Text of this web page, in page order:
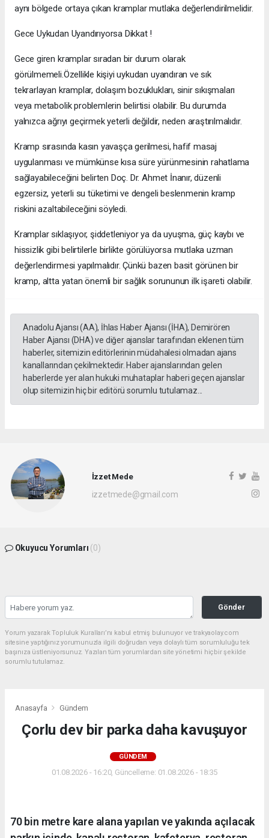
aynı bölgede ortaya çıkan kramplar mutlaka değerlendirilmelidir.
Gece Uykudan Uyandırıyorsa Dikkat !
Gece giren kramplar sıradan bir durum olarak
görülmemeli.Özellikle kişiyi uykudan uyandıran ve sık
tekrarlayan kramplar, dolaşım bozuklukları, sinir sıkışmaları
veya metabolik problemlerin belirtisi olabilir. Bu durumda
yalnızca ağrıyı geçirmek yeterli değildir, neden araştırılmalıdır.
Kramp sırasında kasın yavaşça gerilmesi, hafif masaj
uygulanması ve mümkünse kısa süre yürünmesinin rahatlama
sağlayabileceğini belirten Doç. Dr. Ahmet İnanır, düzenli
egzersiz, yeterli su tüketimi ve dengeli beslenmenin kramp
riskini azaltabileceğini söyledi.
Kramplar sıklaşıyor, şiddetleniyor ya da uyuşma, güç kaybı ve
hissizlik gibi belirtilerle birlikte görülüyorsa mutlaka uzman
değerlendirmesi yapılmalıdır. Çünkü bazen basit görünen bir
kramp, altta yatan önemli bir sağlık sorununun ilk işareti olabilir.
Anadolu Ajansı (AA), İhlas Haber Ajansı (İHA), Demirören
Haber Ajansı (DHA) ve diğer ajanslar tarafından eklenen tüm
haberler, sitemizin editörlerinin müdahalesi olmadan ajans
kanallarından çekilmektedir. Haber ajanslarından gelen
haberlerde yer alan hukuki muhataplar haberi geçen ajanslar
olup sitemizin hiç bir editörü sorumlu tutulamaz...
İzzet Mede
izzetmede@gmail.com
Okuyucu Yorumları (0)
Gönder
Yorum yazarak Topluluk Kuralları’nı kabul etmiş bulunuyor ve trakyaolay.com
sitesine yaptığınız yorumunuzla ilgili doğrudan veya dolaylı tüm sorumluluğu tek
başınıza üstleniyorsunuz. Yazılan tüm yorumlardan site yönetimi hiçbir şekilde
sorumlu tutulamaz.
Anasayfa Gündem
Çorlu dev bir parka daha kavuşuyor
GÜNDEM
01.08.2026 - 16:20, Güncelleme: 01.08.2026 - 18:35
70 bin metre kare alana yapılan ve yakında açılacak